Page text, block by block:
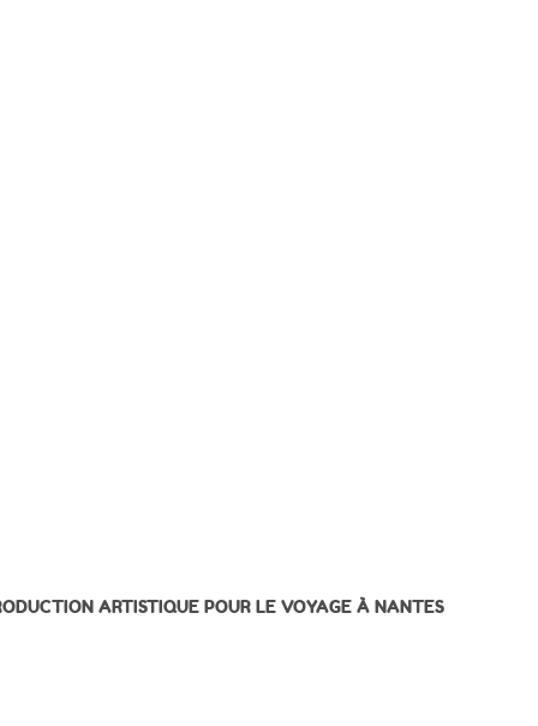
ARTISTIQUE POUR LE VOYAGE À NANTES